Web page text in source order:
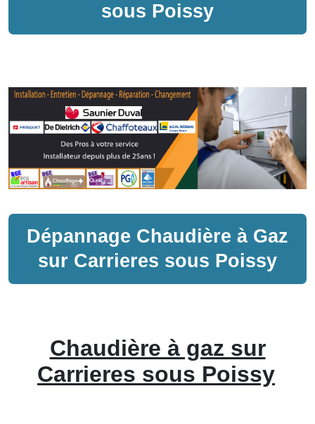
sous Poissy
Dépannage Chaudière à Gaz
sur Carrieres sous Poissy
Chaudière à gaz sur
Carrieres sous Poissy